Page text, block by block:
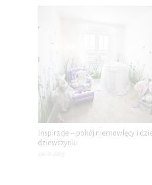
Inspiracje – pokój niemowlęcy i
dziewczynki
06-11-2015